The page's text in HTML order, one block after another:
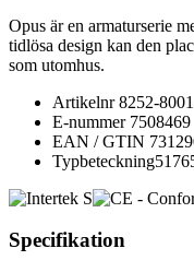
Opus är en armaturserie
tidlösa design kan den
som utomhus.
Artikelnr8252-
E-nummer7508469
EAN / GTIN
Typbeteckning
Specifikation